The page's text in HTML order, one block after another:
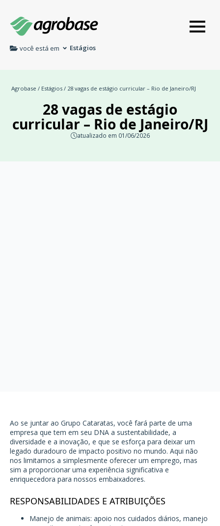
você está em Estágios
Agrobase / Estágios / 28 vagas de estágio curricular – Rio de Janeiro/RJ
28 vagas de estágio
curricular – Rio de Janeiro/RJ
atualizado em 01/06/2026
Ao se juntar ao Grupo Cataratas, você fará parte de uma
empresa que tem em seu DNA a sustentabilidade, a
diversidade e a inovação, e que se esforça para deixar um
legado duradouro de impacto positivo no mundo. Aqui não
nos limitamos a simplesmente oferecer um emprego, mas
sim a proporcionar uma experiência significativa e
enriquecedora para nossos embaixadores.
RESPONSABILIDADES E ATRIBUIÇÕES
Manejo de animais: apoio nos cuidados diários, manejo